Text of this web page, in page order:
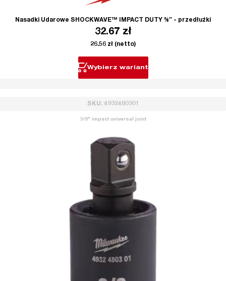
Nasadki Udarowe SHOCKWAVE™ IMPACT DUTY ⅜″ - przedłużki
32.67 zł
26.56 zł (netto)
Wybierz wariant
SKU: 4932480301
3/8" impact universal joint